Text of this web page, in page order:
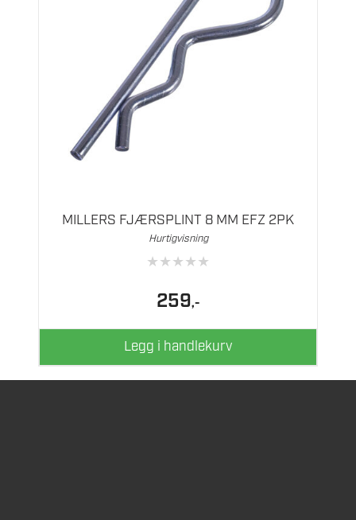
MILLERS FJÆRSPLINT 8 MM EFZ 2PK
Hurtigvisning
★★★★★
259,-
Legg i handlekurv